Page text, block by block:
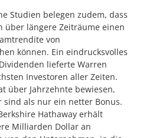
Studien belegen zudem, dass
über längere Zeiträume einen
von
können. Ein eindrucksvolles
lieferte Warren
Investoren aller Zeiten.
über Jahrzehnte bewiesen,
als nur ein netter Bonus.
Hathaway erhält
Milliarden Dollar an